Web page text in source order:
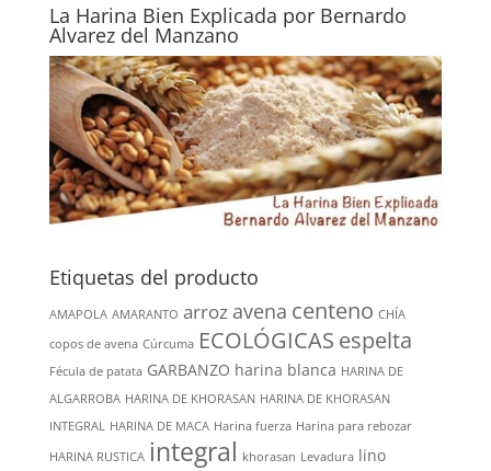
La Harina Bien Explicada por Bernardo
Alvarez del Manzano
Etiquetas del producto
AMAPOLA AMARANTO arroz avena centeno CHÍA
copos de avena Cúrcuma ECOLÓGICAS espelta
Fécula de patata GARBANZO harina blanca HARINA DE
ALGARROBA HARINA DE KHORASAN HARINA DE KHORASAN
INTEGRAL HARINA DE MACA Harina fuerza Harina para rebozar
HARINA RUSTICA integral khorasan Levadura lino